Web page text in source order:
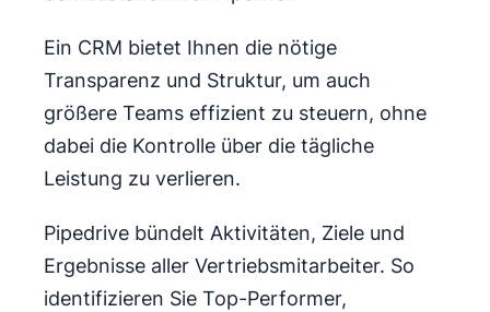
Ein CRM bietet Ihnen die nötige
Transparenz und Struktur, um auch
größere Teams effizient zu steuern, ohne
dabei die Kontrolle über die tägliche
Leistung zu verlieren.
Pipedrive bündelt Aktivitäten, Ziele und
Ergebnisse aller Vertriebsmitarbeiter. So
identifizieren Sie Top-Performer,